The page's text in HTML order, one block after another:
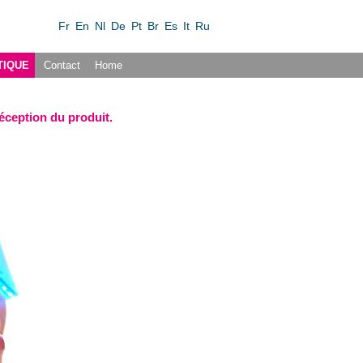
Fr En Nl De Pt Br Es It Ru
Contact Home
du produit.